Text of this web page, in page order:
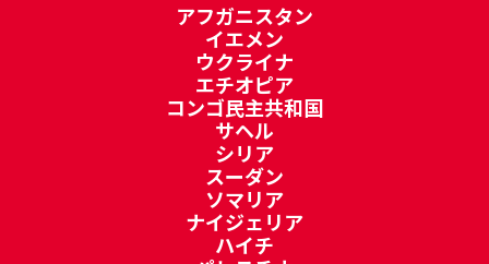
アフガニスタン
イエメン
ウクライナ
エチオピア
コンゴ民主共和国
サヘル
シリア
スーダン
ソマリア
ナイジェリア
ハイチ